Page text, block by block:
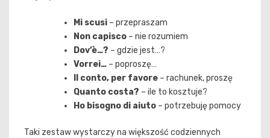
Mi scusi – przepraszam
Non capisco – nie rozumiem
Dov’è…? – gdzie jest…?
Vorrei… – poproszę…
Il conto, per favore – rachunek, proszę
Quanto costa? – ile to kosztuje?
Ho bisogno di aiuto – potrzebuję pomocy
Taki zestaw wystarczy na większość codziennych